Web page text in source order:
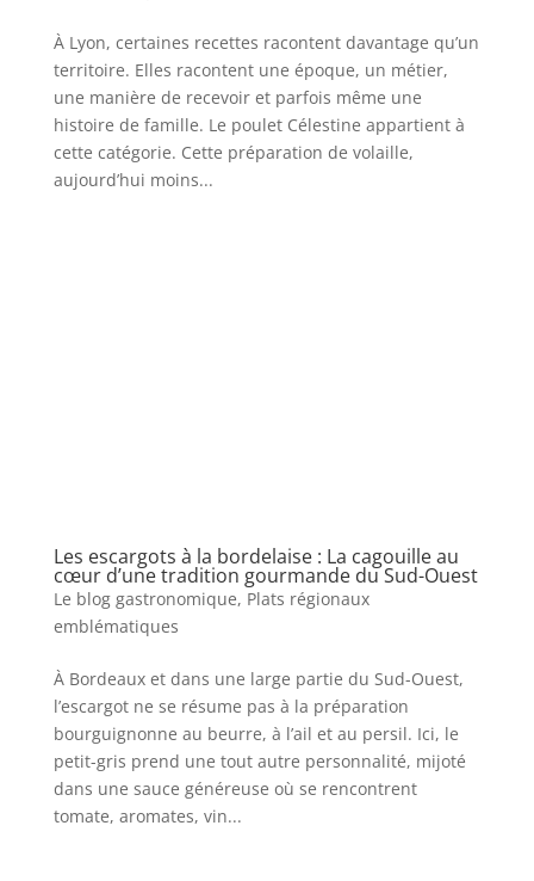
À Lyon, certaines recettes racontent davantage qu’un
territoire. Elles racontent une époque, un métier,
une manière de recevoir et parfois même une
histoire de famille. Le poulet Célestine appartient à
cette catégorie. Cette préparation de volaille,
aujourd’hui moins...
Les escargots à la bordelaise : La cagouille au
cœur d’une tradition gourmande du Sud-Ouest
Le blog gastronomique, Plats régionaux
emblématiques
À Bordeaux et dans une large partie du Sud-Ouest,
l’escargot ne se résume pas à la préparation
bourguignonne au beurre, à l’ail et au persil. Ici, le
petit-gris prend une tout autre personnalité, mijoté
dans une sauce généreuse où se rencontrent
tomate, aromates, vin...